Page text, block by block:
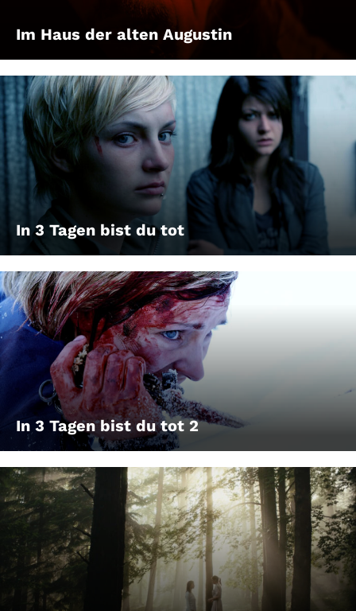
Im Haus der alten Augustin
In 3 Tagen bist du tot
In 3 Tagen bist du tot 2